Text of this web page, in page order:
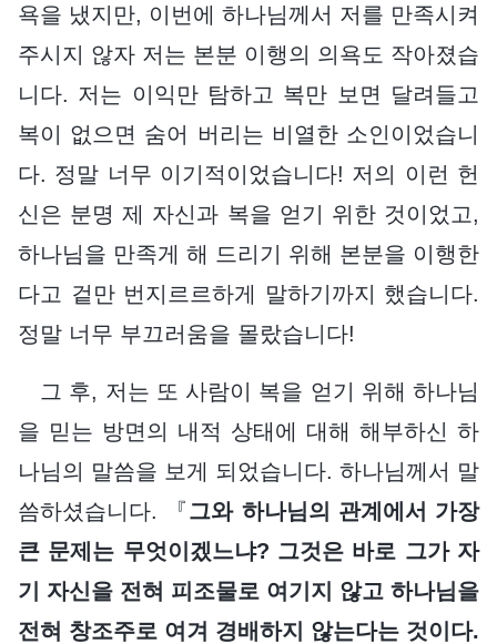
욕을 냈지만, 이번에 하나님께서 저를 만족시켜
주시지 않자 저는 본분 이행의 의욕도 작아졌습
니다. 저는 이익만 탐하고 복만 보면 달려들고
복이 없으면 숨어 버리는 비열한 소인이었습니
다. 정말 너무 이기적이었습니다! 저의 이런 헌
신은 분명 제 자신과 복을 얻기 위한 것이었고,
하나님을 만족게 해 드리기 위해 본분을 이행한
다고 겉만 번지르르하게 말하기까지 했습니다.
정말 너무 부끄러움을 몰랐습니다!
그 후, 저는 또 사람이 복을 얻기 위해 하나님
을 믿는 방면의 내적 상태에 대해 해부하신 하
나님의 말씀을 보게 되었습니다. 하나님께서 말
씀하셨습니다. 『그와 하나님의 관계에서 가장
큰 문제는 무엇이겠느냐? 그것은 바로 그가 자
기 자신을 전혀 피조물로 여기지 않고 하나님을
전혀 창조주로 여겨 경배하지 않는다는 것이다.